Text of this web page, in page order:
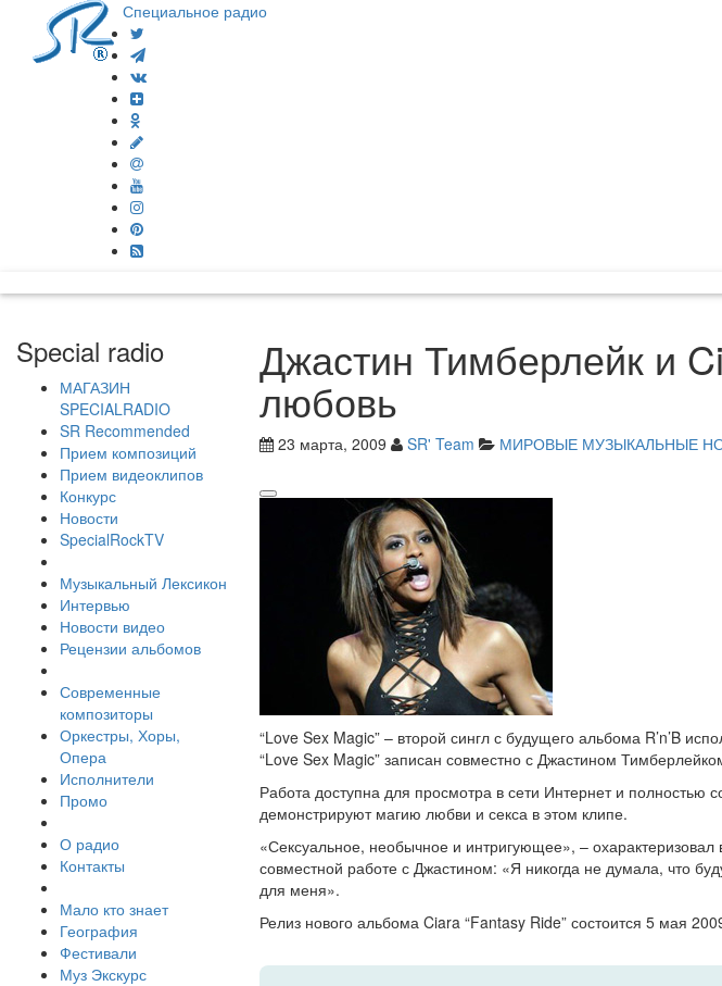
Специальное радио
Special radio
МАГАЗИН
SPECIALRADIO
SR Recommended
Прием композиций
Прием видеоклипов
Конкурс
Новости
SpecialRockTV
Музыкальный Лексикон
Интервью
Новости видео
Рецензии альбомов
Современные
композиторы
Оркестры, Хоры,
Опера
Исполнители
Промо
О радио
Контакты
Мало кто знает
География
Фестивали
Муз Экскурс
Джастин Тимберлейк и
любовь
23 марта, 2009 SR' Team МИРОВЫЕ МУЗЫКАЛЬНЫЕ
“Love Sex Magic” – второй сингл с будущего альбома R’n’B
“Love Sex Magic” записан совместно с Джастином
Работа доступна для просмотра в сети Интернет и полностью
демонстрируют магию любви и секса в этом клипе.
«Сексуальное, необычное и интригующее», –
совместной работе с Джастином: «Я никогда не думала, что
для меня».
Релиз нового альбома Ciara “Fantasy Ride” состоится 5 мая